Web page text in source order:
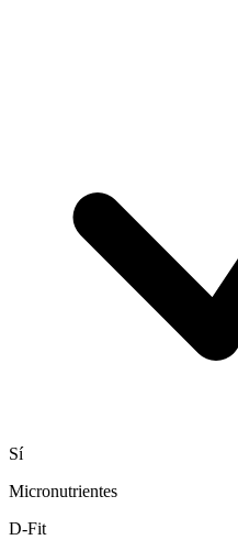
Sí
Micronutrientes
D-Fit